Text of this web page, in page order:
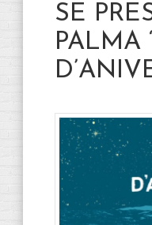
SE
PALMA